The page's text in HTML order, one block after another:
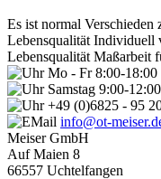
Es ist normal Verschieden
Lebensqualität Individuell
Lebensqualität Maßarbeit
Mo - Fr 8:00-18:00
Samstag 9:00-
+49 (0)6825 - 95
info@ot-
Meiser GmbH
Auf Maien 8
66557 Uchtelfangen